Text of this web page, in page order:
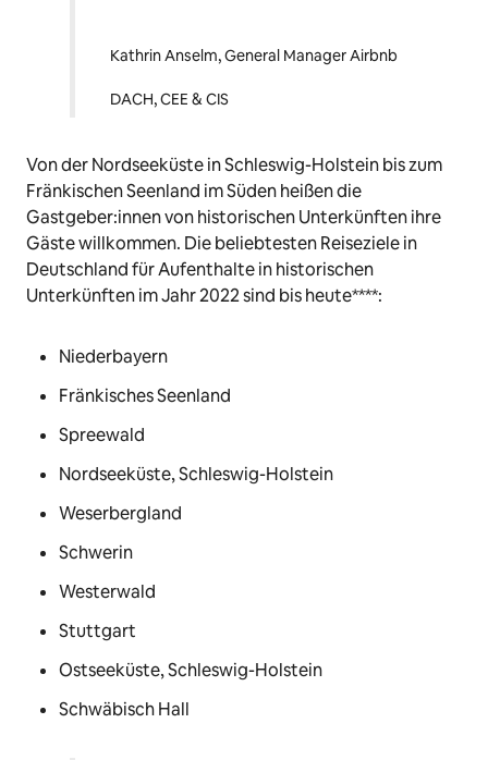
Kathrin Anselm, General Manager Airbnb
DACH, CEE & CIS
Von der Nordseeküste in Schleswig-Holstein bis zum
Fränkischen Seenland im Süden heißen die
Gastgeber:innen von historischen Unterkünften ihre
Gäste willkommen. Die beliebtesten Reiseziele in
Deutschland für Aufenthalte in historischen
Unterkünften im Jahr 2022 sind bis heute****:
Niederbayern
Fränkisches Seenland
Spreewald
Nordseeküste, Schleswig-Holstein
Weserbergland
Schwerin
Westerwald
Stuttgart
Ostseeküste, Schleswig-Holstein
Schwäbisch Hall